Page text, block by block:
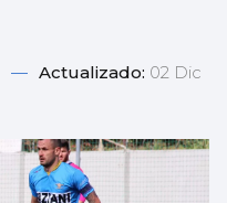
— Actualizado: 02 Dic